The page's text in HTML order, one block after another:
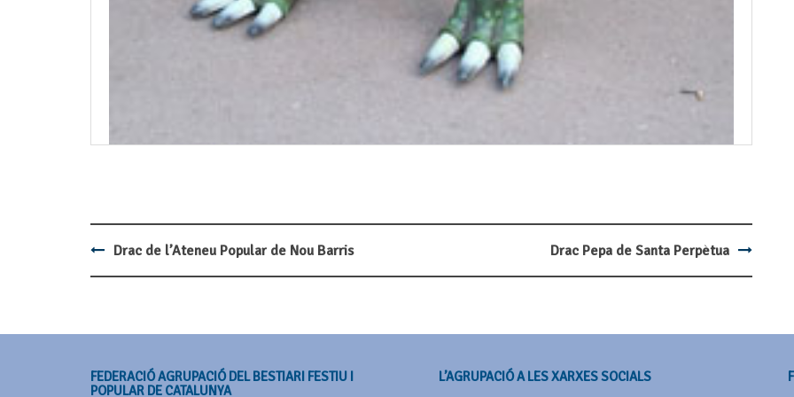
Post
Drac de l’Ateneu Popular de Nou Barris Drac Pepa de Santa Perpètua
FEDERACIÓ AGRUPACIÓ DEL BESTIARI FESTIU I
POPULAR DE CATALUNYA
L’AGRUPACIÓ A LES XARXES SOCIALS